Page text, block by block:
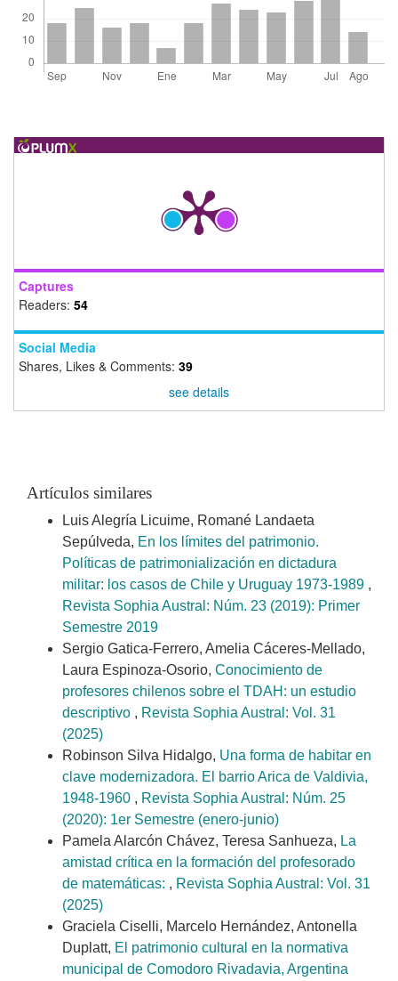
Captures
Readers: 54
Social Media
Shares, Likes & Comments: 39
see details
Artículos similares
Luis Alegría Licuime, Romané Landaeta
Sepúlveda, En los límites del patrimonio.
Políticas de patrimonialización en dictadura
militar: los casos de Chile y Uruguay 1973-1989 ,
Revista Sophia Austral: Núm. 23 (2019): Primer
Semestre 2019
Sergio Gatica-Ferrero, Amelia Cáceres-Mellado,
Laura Espinoza-Osorio, Conocimiento de
profesores chilenos sobre el TDAH: un estudio
descriptivo , Revista Sophia Austral: Vol. 31
(2025)
Robinson Silva Hidalgo, Una forma de habitar en
clave modernizadora. El barrio Arica de Valdivia,
1948-1960 , Revista Sophia Austral: Núm. 25
(2020): 1er Semestre (enero-junio)
Pamela Alarcón Chávez, Teresa Sanhueza, La
amistad crítica en la formación del profesorado
de matemáticas: , Revista Sophia Austral: Vol. 31
(2025)
Graciela Ciselli, Marcelo Hernández, Antonella
Duplatt, El patrimonio cultural en la normativa
municipal de Comodoro Rivadavia, Argentina